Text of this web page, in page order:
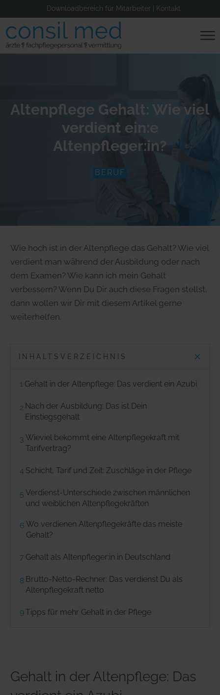
Downloadbereich für Mitarbeiter Kontakt
Altenpflege Gehalt: Wie viel
verdient ein:e
Altenpfleger:in?
BERUF
Wie hoch ist in der Altenpflege das Gehalt? Wie viel
verdient man während der Ausbildung oder nach
dem Examen? Wie kann ich mein Gehalt
verbessern? Wenn Du Dir auch diese Fragen stellst,
dann wollen wir Dir mit diesem Artikel gerne
weiterhelfen.
INHALTSVERZEICHNIS
1 Gehalt in der Altenpflege: Das verdient ein Azubi
2 Nach der Ausbildung: Das ist Dein
Einstiegsgehalt
3 Wieviel bekommt eine Altenpflegekraft mit
Tarifvertrag?
4 Schicht, Tarif und Zeit: Zuschläge in der Pflege
5 Verdienst-Unterschiede zwischen männlichen
und weiblichen Altenpflegekräften
6 Wo verdienen Altenpflegekräfte das meiste
Gehalt?
7 Gehalt als Altenpfleger:in in Deutschland
8 Brutto-Netto-Rechner: Das verdienst Du als
Altenpflegekraft netto
9Tipps für mehr Gehalt in der Pflege
Gehalt in der Altenpflege: Das